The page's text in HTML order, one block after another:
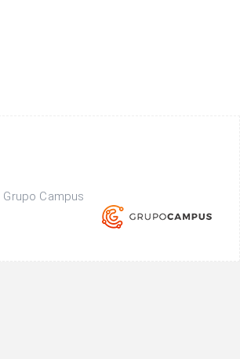
Grupo Campus